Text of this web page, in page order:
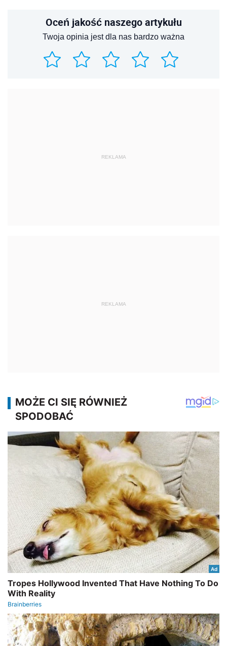
Oceń jakość naszego artykułu
Twoja opinia jest dla nas bardzo ważna
REKLAMA
REKLAMA